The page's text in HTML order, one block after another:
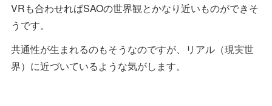
VRも合わせればSAOの世界観とかなり近いものができそ
うです。
共通性が生まれるのもそうなのですが、リアル（現実世
界）に近づいているような気がします。